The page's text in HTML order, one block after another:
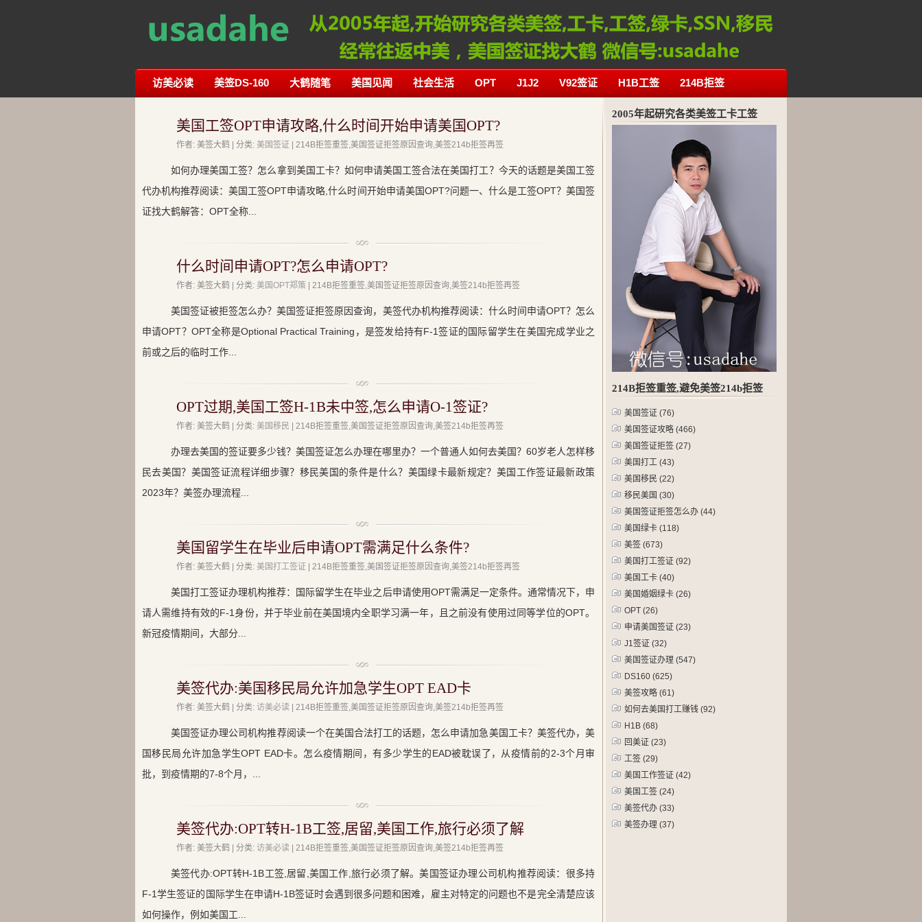
访美必读 美签DS-160 大鹤随笔 美国见闻 社会生活 OPT J1J2 V92签证 H1B工签 214B拒签
美国工签OPT申请攻略,什么时间开始申请美国OPT?
作者: 美签大鹤 | 分类: 美国签证 | 214B拒签重签,美国签证拒签原因查询,美签214b拒签再签
如何办理美国工签？怎么拿到美国工卡？如何申请美国工签合法在美国打工？今天的话题是美国工签
代办机构推荐阅读：美国工签OPT申请攻略,什么时间开始申请美国OPT?问题一、什么是工签OPT？美国签
证找大鹤解答：OPT全称...
什么时间申请OPT?怎么申请OPT?
作者: 美签大鹤 | 分类: 美国OPT郑策 | 214B拒签重签,美国签证拒签原因查询,美签214b拒签再签
美国签证被拒签怎么办？美国签证拒签原因查询，美签代办机构推荐阅读：什么时间申请OPT？怎么
申请OPT？OPT全称是Optional Practical Training，是签发给持有F-1签证的国际留学生在美国完成学业之
前或之后的临时工作...
OPT过期,美国工签H-1B未中签,怎么申请O-1签证?
作者: 美签大鹤 | 分类: 美国移民 | 214B拒签重签,美国签证拒签原因查询,美签214b拒签再签
办理去美国的签证要多少钱？美国签证怎么办理在哪里办？一个普通人如何去美国？60岁老人怎样移
民去美国？美国签证流程详细步骤？移民美国的条件是什么？美国绿卡最新规定？美国工作签证最新政策
2023年？美签办理流程...
美国留学生在毕业后申请OPT需满足什么条件?
作者: 美签大鹤 | 分类: 美国打工签证 | 214B拒签重签,美国签证拒签原因查询,美签214b拒签再签
美国打工签证办理机构推荐：国际留学生在毕业之后申请使用OPT需满足一定条件。通常情况下，申
请人需维持有效的F-1身份，并于毕业前在美国境内全职学习满一年，且之前没有使用过同等学位的OPT。
新冠疫情期间，大部分...
美签代办:美国移民局允许加急学生OPT EAD卡
作者: 美签大鹤 | 分类: 访美必读 | 214B拒签重签,美国签证拒签原因查询,美签214b拒签再签
美国签证办理公司机构推荐阅读一个在美国合法打工的话题，怎么申请加急美国工卡？美签代办，美
国移民局允许加急学生OPT EAD卡。怎么疫情期间，有多少学生的EAD被耽误了，从疫情前的2-3个月审
批，到疫情期的7-8个月，...
美签代办:OPT转H-1B工签,居留,美国工作,旅行必须了解
作者: 美签大鹤 | 分类: 访美必读 | 214B拒签重签,美国签证拒签原因查询,美签214b拒签再签
美签代办:OPT转H-1B工签,居留,美国工作,旅行必须了解。美国签证办理公司机构推荐阅读：很多持
F-1学生签证的国际学生在申请H-1B签证时会遇到很多问题和困难，雇主对特定的问题也不是完全清楚应该
如何操作，例如美国工...
2005年起研究各类美签工卡工签
214B拒签重签,避免美签214b拒签
美国签证 (76)
美国签证攻略 (466)
美国签证拒签 (27)
美国打工 (43)
美国移民 (22)
移民美国 (30)
美国签证拒签怎么办 (44)
美国绿卡 (118)
美签 (673)
美国打工签证 (92)
美国工卡 (40)
美国婚姻绿卡 (26)
OPT (26)
申请美国签证 (23)
J1签证 (32)
美国签证办理 (547)
DS160 (625)
美签攻略 (61)
如何去美国打工赚钱 (92)
H1B (68)
回美证 (23)
工签 (29)
美国工作签证 (42)
美国工签 (24)
美签代办 (33)
美签办理 (37)